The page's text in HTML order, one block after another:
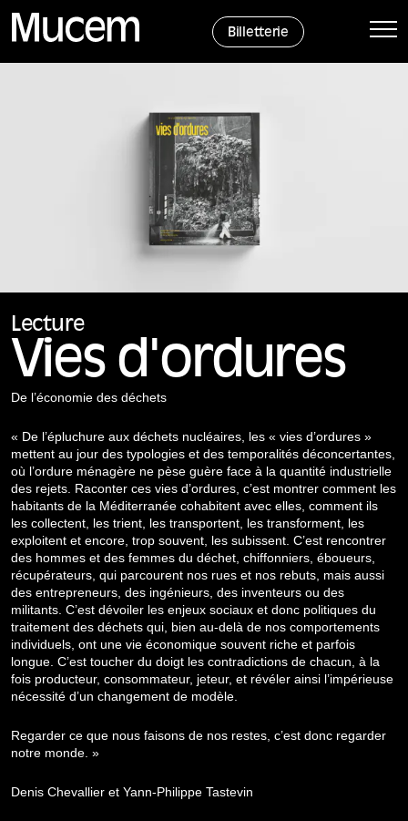
Billetterie
Lecture
Vies d'ordures
De l’économie des déchets
« De l’épluchure aux déchets nucléaires, les « vies d’ordures »
mettent au jour des typologies et des temporalités déconcertantes,
où l’ordure ménagère ne pèse guère face à la quantité industrielle
des rejets. Raconter ces vies d’ordures, c’est montrer comment les
habitants de la Méditerranée cohabitent avec elles, comment ils
les collectent, les trient, les transportent, les transforment, les
exploitent et encore, trop souvent, les subissent. C’est rencontrer
des hommes et des femmes du déchet, chiffonniers, éboueurs,
récupérateurs, qui parcourent nos rues et nos rebuts, mais aussi
des entrepreneurs, des ingénieurs, des inventeurs ou des
militants. C’est dévoiler les enjeux sociaux et donc politiques du
traitement des déchets qui, bien au-delà de nos comportements
individuels, ont une vie économique souvent riche et parfois
longue. C’est toucher du doigt les contradictions de chacun, à la
fois producteur, consommateur, jeteur, et révéler ainsi l’impérieuse
nécessité d’un changement de modèle.
Regarder ce que nous faisons de nos restes, c’est donc regarder
notre monde. »
Denis Chevallier et Yann-Philippe Tastevin